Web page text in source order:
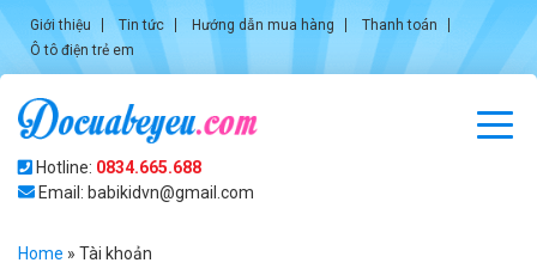
Giới thiệu Tin tức Hướng dẫn mua hàng
Thanh toán
Ô tô điện trẻ em
Hotline: 0834.665.688
Email: babikidvn@gmail.com
Home » Tài khoản